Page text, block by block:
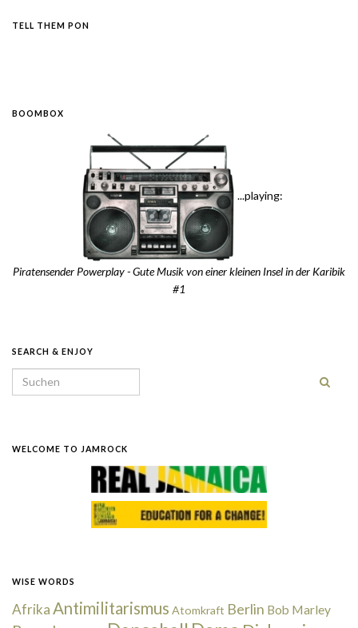
TELL THEM PON
BOOMBOX
...playing:
Piratensender Powerplay - Gute Musik von einer kleinen Insel in der Karibik
#1
SEARCH & ENJOY
Search for:
WELCOME TO JAMROCK
WISE WORDS
AfrikaAntimilitarismus Atomkraft Berlin Bob Marley